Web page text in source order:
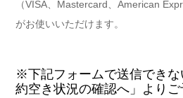
（VISA、Mastercard、American
がお使いいただけます。
※下記フォームで送信でき
約空き状況の確認へ」よりご